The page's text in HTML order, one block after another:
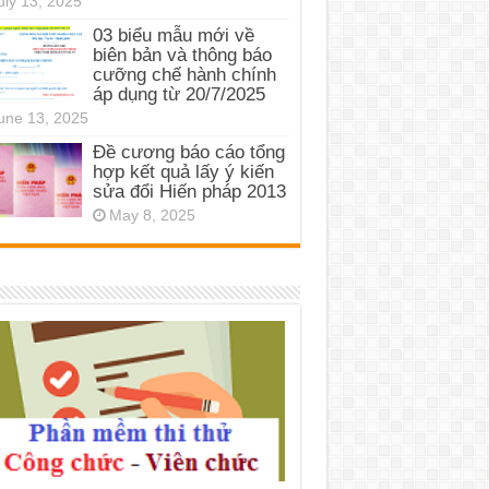
03 biểu mẫu mới về
biên bản và thông báo
cưỡng chế hành chính
áp dụng từ 20/7/2025
13, 2025
Đề cương báo cáo tổng
hợp kết quả lấy ý kiến
sửa đổi Hiến pháp 2013
May 8, 2025